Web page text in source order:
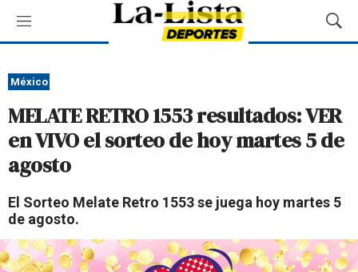
M
e
ú
M
o
a
r
B
q
u
d
a
México
MELATE RETRO 1553 resultados: VER
en VIVO el sorteo de hoy martes 5 de
agosto
El Sorteo Melate Retro 1553 se juega hoy martes 5
de agosto.